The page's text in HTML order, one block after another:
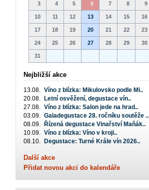
3 4 5 6 7 8 9
10 11 12 13 14 15 16
17 18 19 20 21 22 23
24 25 26 27 28 29 30
31
Nejbližší akce
13.08. Víno z blízka: Mikulovsko podle Mi..
20.08.
Letní osvěžení, degustace vín..
27.08. Víno z blízka: Salon jede na hrad..
03.09. Galadegustace 28. ročníku soutěže ..
08.09.
Řízená degustace Vinařství Maňák..
10.09. Víno z blízka: Víno v kroji..
08.10.
Degustace: Turné Krále vín 2026..
Další akce
Přidat novou akci do kalendáře